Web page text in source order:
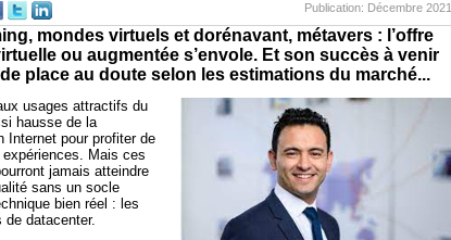
Publication: Décembre 2021
mondes virtuels et dorénavant, métavers : l’offre
ou augmentée s’envole. Et son succès à venir
place au doute selon les estimations du marché...
usages attractifs du
hausse de la
Internet pour profiter de
Mais ces
jamais atteindre
sans un socle
bien réel : les
de datacenter.